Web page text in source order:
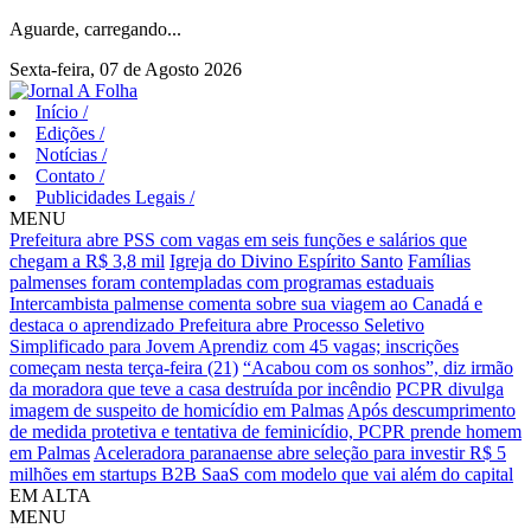
Aguarde, carregando...
Sexta-feira, 07 de Agosto 2026
Início /
Edições /
Notícias /
Contato /
Publicidades Legais /
MENU
Prefeitura abre PSS com vagas em seis funções e salários que
chegam a R$ 3,8 mil Igreja do Divino Espírito Santo Famílias
palmenses foram contempladas com programas estaduais
Intercambista palmense comenta sobre sua viagem ao Canadá e
destaca o aprendizado Prefeitura abre Processo Seletivo
Simplificado para Jovem Aprendiz com 45 vagas; inscrições
começam nesta terça-feira (21) “Acabou com os sonhos”, diz irmão
da moradora que teve a casa destruída por incêndio PCPR divulga
imagem de suspeito de homicídio em Palmas Após descumprimento
de medida protetiva e tentativa de feminicídio, PCPR prende homem
em Palmas Aceleradora paranaense abre seleção para investir R$ 5
milhões em startups B2B SaaS com modelo que vai além do capital
EM ALTA
MENU